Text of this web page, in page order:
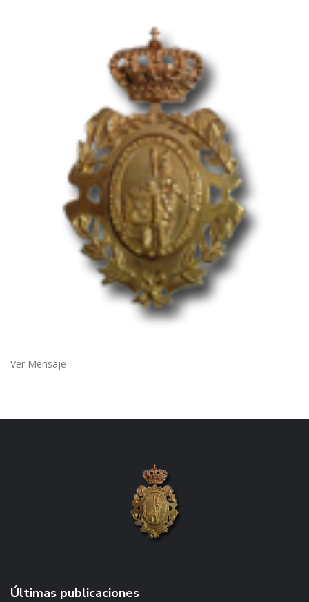
Ver Mensaje
Últimas publicaciones